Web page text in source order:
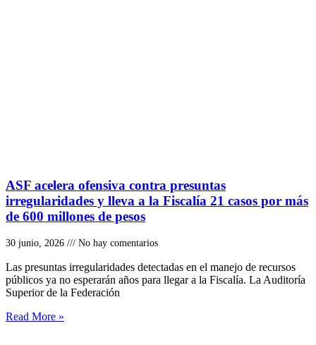
ASF acelera ofensiva contra presuntas
irregularidades y lleva a la Fiscalía 21 casos por más
de 600 millones de pesos
30 junio, 2026 No hay comentarios
Las presuntas irregularidades detectadas en el manejo de recursos
públicos ya no esperarán años para llegar a la Fiscalía. La Auditoría
Superior de la Federación
Read More »